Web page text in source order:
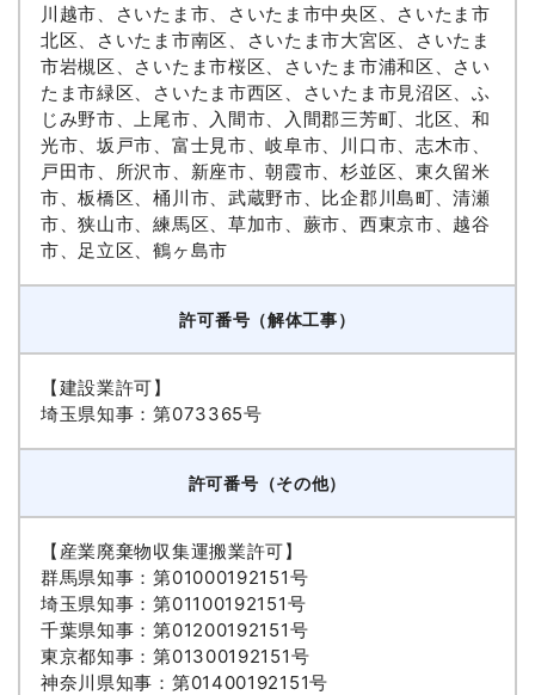
川越市、さいたま市、さいたま市中央区、さいたま市
北区、さいたま市南区、さいたま市大宮区、さいたま
市岩槻区、さいたま市桜区、さいたま市浦和区、さい
たま市緑区、さいたま市西区、さいたま市見沼区、ふ
じみ野市、上尾市、入間市、入間郡三芳町、北区、和
光市、坂戸市、富士見市、岐阜市、川口市、志木市、
戸田市、所沢市、新座市、朝霞市、杉並区、東久留米
市、板橋区、桶川市、武蔵野市、比企郡川島町、清瀬
市、狭山市、練馬区、草加市、蕨市、西東京市、越谷
市、足立区、鶴ヶ島市
許可番号（解体工事）
【建設業許可】
埼玉県知事：第073365号
許可番号（その他）
【産業廃棄物収集運搬業許可】
群馬県知事：第01000192151号
埼玉県知事：第01100192151号
千葉県知事：第01200192151号
東京都知事：第01300192151号
神奈川県知事：第01400192151号